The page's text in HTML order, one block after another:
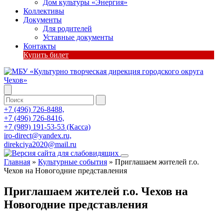
Дом культуры «Энергия»
Коллективы
Документы
Для родителей
Уставные документы
Контакты
Купить билет
+7 (496) 726-8488,
+7 (496) 726-8416,
+7 (989) 191-53-53 (Касса)
iro-direct@yandex.ru,
direkciya2020@mail.ru
Главная » Культурные события » Приглашаем жителей г.о.
Чехов на Новогодние представления
Приглашаем жителей г.о. Чехов на
Новогодние представления